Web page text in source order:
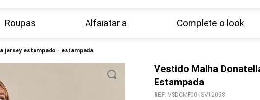
Roupas Alfaiataria Complete o look
jersey estampado - estampada
Vestido Malha
Estampada
REF: VSDCMF001SV12098